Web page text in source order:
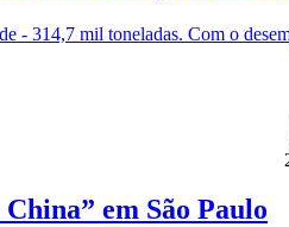
- 314,7 mil toneladas. Com o
em São Paulo